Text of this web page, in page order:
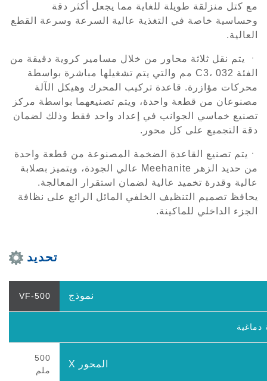
مع كتل منزلقة طويلة للغاية مما يجعل أكثر دقة
وحساسية خاصة في التغذية عالية السرعة وسرعة القطع
العالية.
ㆍ يتم نقل ثلاثة محاور من خلال مسامير كروية دقيقة من
الفئة C3، 032 مم والتي يتم تشغيلها مباشرة بواسطة
محركات مؤازرة. قاعدة تركيب المحرك وهيكل الآلة
مصنوعان من قطعة واحدة، ويتم تصنيعهما بواسطة مركز
تصنيع خماسي الجوانب في إعداد واحد فقط وذلك لضمان
دقة التجميع على كل محور.
ㆍيتم تصنيع القاعدة الضخمة المصنوعة من قطعة واحدة
من حديد الزهر Meehanite عالي الجودة، ويتميز بصلابة
عالية وقدرة تخميد عالية لضمان استقرار المعالجة.
يحافظ تصميم التنظيف الخلفي المائل الرائع على نظافة
الجزء الداخلي للماكينة.
تحديد
نموذج VF-500
المحور X
500
ملم